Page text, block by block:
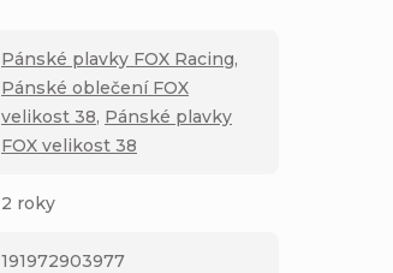
Pánské plavky FOX Racing,
Pánské oblečení FOX
velikost 38, Pánské plavky
FOX velikost 38
2 roky
191972903977